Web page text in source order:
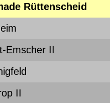
Rüttenscheid
Emscher II
II